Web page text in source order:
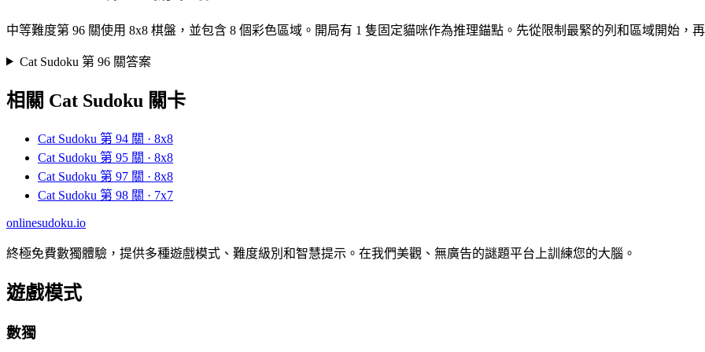
中等難度第 96 關使用 8x8 棋盤，並包含 8 個彩色區域。開局有 1 隻固定貓咪作為推理錨點。先從限制最緊的列和區域開始，
Cat Sudoku 第 96 關答案
相關 Cat Sudoku 關卡
Cat Sudoku 第 94 關 · 8x8
Cat Sudoku 第 95 關 · 8x8
Cat Sudoku 第 97 關 · 8x8
Cat Sudoku 第 98 關 · 7x7
onlinesudoku.io
終極免費數獨體驗，提供多種遊戲模式、難度級別和智慧提示。在我們美觀、無廣告的謎題平台上訓練您的大腦。
遊戲模式
數獨